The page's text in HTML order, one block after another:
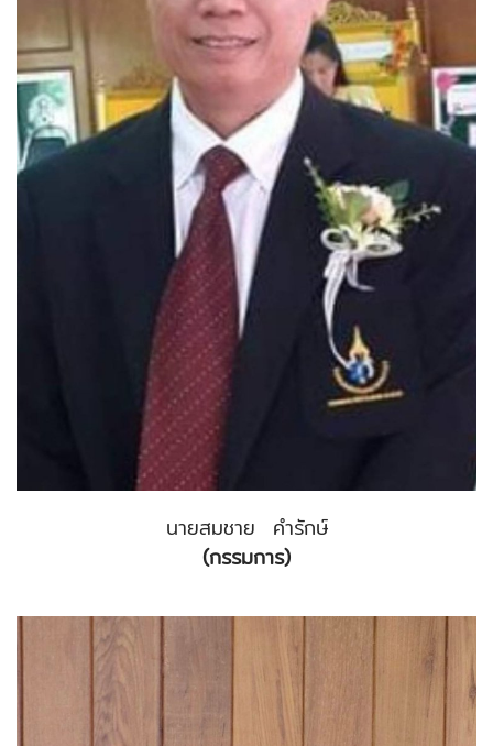
นายสมชาย คำรักษ์
(กรรมการ)